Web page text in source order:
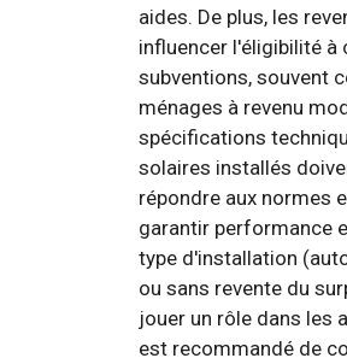
aides. De plus, les
influencer l'éligibilité à
subventions, souvent
ménages à revenu
spécifications
solaires installés
répondre aux normes
garantir performance
type d'installation
ou sans revente du
jouer un rôle dans les
est recommandé de